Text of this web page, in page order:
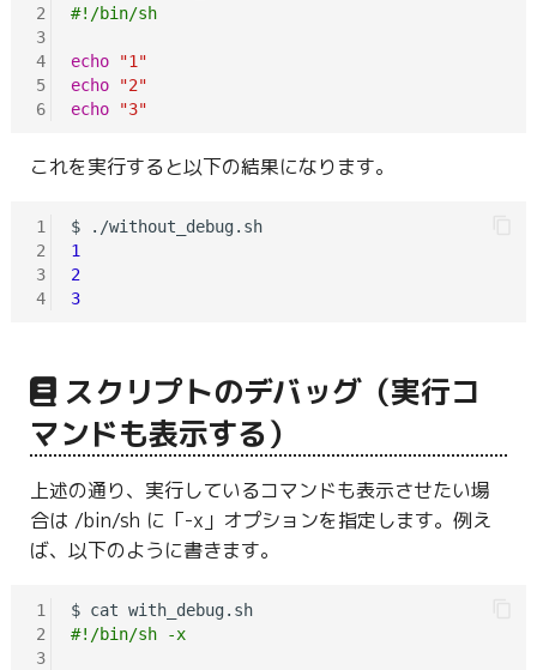
2
3
4
5
6
#!/bin/sh
echo
"1"
echo
"2"
echo
"3"
これを実行すると以下の結果になります。
1
2
3
4
$ ./without_debug.sh
1
2
3
スクリプトのデバッグ（実行コ
マンドも表示する）
上述の通り、実行しているコマンドも表示させたい場
合は /bin/sh に「-x」オプションを指定します。例え
ば、以下のように書きます。
1
2
3
$ cat with_debug.sh
#!/bin/sh -x